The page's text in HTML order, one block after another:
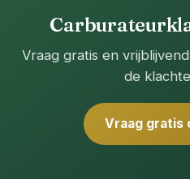
Vraag gratis en
de
Vraag gratis